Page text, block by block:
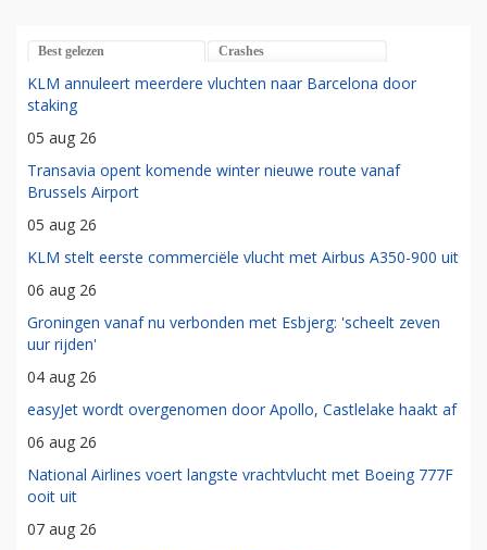
Best gelezen Crashes
KLM annuleert meerdere vluchten naar Barcelona door
staking
05 aug 26
Transavia opent komende winter nieuwe route vanaf
Brussels Airport
05 aug 26
KLM stelt eerste commerciële vlucht met Airbus A350-900 uit
06 aug 26
Groningen vanaf nu verbonden met Esbjerg: 'scheelt zeven
uur rijden'
04 aug 26
easyJet wordt overgenomen door Apollo, Castlelake haakt af
06 aug 26
National Airlines voert langste vrachtvlucht met Boeing 777F
ooit uit
07 aug 26